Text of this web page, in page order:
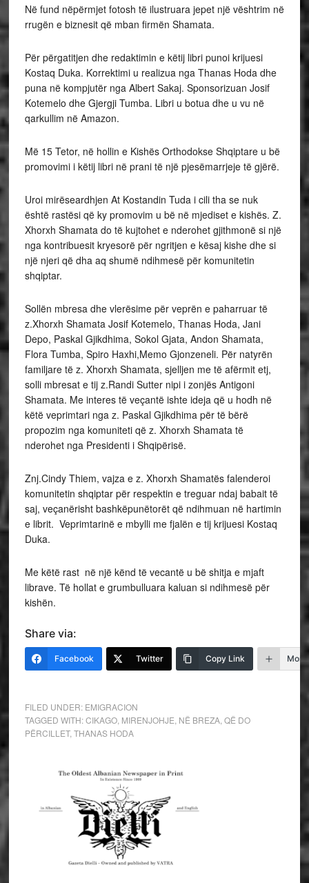
Në fund nëpërmjet fotosh të ilustruara jepet një vështrim në
rrugën e biznesit që mban firmën Shamata.
Për përgatitjen dhe redaktimin e këtij libri punoi krijuesi
Kostaq Duka. Korrektimi u realizua nga Thanas Hoda dhe
puna në kompjutër nga Albert Sakaj. Sponsorizuan Josif
Kotemelo dhe Gjergji Tumba. Libri u botua dhe u vu në
qarkullim në Amazon.
Më 15 Tetor, në hollin e Kishës Orthodokse Shqiptare u bë
promovimi i këtij libri në prani të një pjesëmarrjeje të gjërë.
Uroi mirëseardhjen At Kostandin Tuda i cili tha se nuk
është rastësi që ky promovim u bë në mjediset e kishës. Z.
Xhorxh Shamata do të kujtohet e nderohet gjithmonë si një
nga kontribuesit kryesorë për ngritjen e kësaj kishe dhe si
një njeri që dha aq shumë ndihmesë për komunitetin
shqiptar.
Sollën mbresa dhe vlerësime për veprën e paharruar të
z.Xhorxh Shamata Josif Kotemelo, Thanas Hoda, Jani
Depo, Paskal Gjikdhima, Sokol Gjata, Andon Shamata,
Flora Tumba, Spiro Haxhi,Memo Gjonzeneli. Për natyrën
familjare të z. Xhorxh Shamata, sjelljen me të afërmit etj,
solli mbresat e tij z.Randi Sutter nipi i zonjës Antigoni
Shamata. Me interes të veçantë ishte ideja që u hodh në
këtë veprimtari nga z. Paskal Gjikdhima për të bërë
propozim nga komuniteti që z. Xhorxh Shamata të
nderohet nga Presidenti i Shqipërisë.
Znj.Cindy Thiem, vajza e z. Xhorxh Shamatës falenderoi
komunitetin shqiptar për respektin e treguar ndaj babait të
saj, veçanërisht bashkëpunëtorët që ndihmuan në hartimin
e librit. Veprimtarinë e mbylli me fjalën e tij krijuesi Kostaq
Duka.
Me këtë rast në një kënd të vecantë u bë shitja e mjaft
librave. Të hollat e grumbulluara kaluan si ndihmesë për
kishën.
Share via:
Facebook Twitter Copy Link More
FILED UNDER: EMIGRACION
TAGGED WITH:CIKAGO, MIRENJOHJE NË BREZA, QË DO
PËRCILLET, THANAS HODA